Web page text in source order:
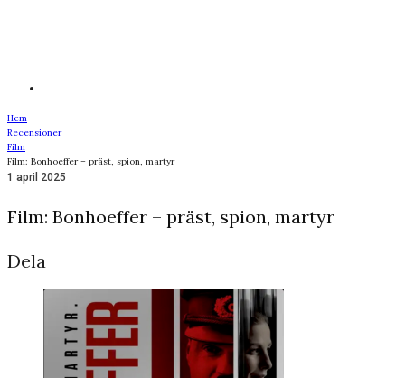
Hem
Recensioner
Film
Film: Bonhoeffer – präst, spion, martyr
1 april 2025
Film: Bonhoeffer – präst, spion, martyr
Dela